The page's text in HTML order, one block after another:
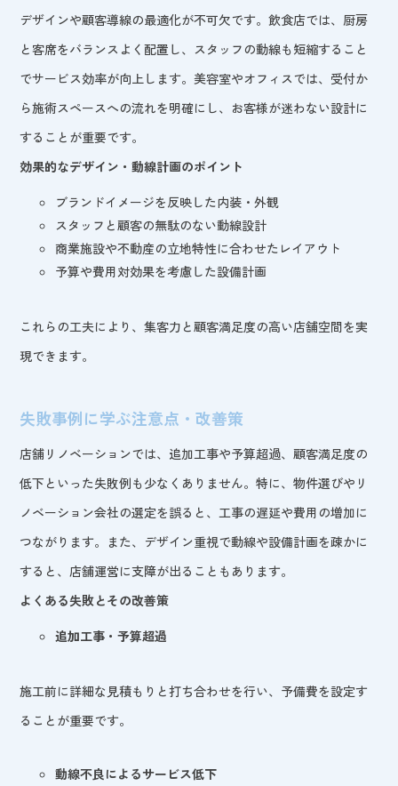
デザインや顧客導線の最適化が不可欠です。飲食店では、厨房
と客席をバランスよく配置し、スタッフの動線も短縮すること
でサービス効率が向上します。美容室やオフィスでは、受付か
ら施術スペースへの流れを明確にし、お客様が迷わない設計に
することが重要です。
効果的なデザイン・動線計画のポイント
ブランドイメージを反映した内装・外観
スタッフと顧客の無駄のない動線設計
商業施設や不動産の立地特性に合わせたレイアウト
予算や費用対効果を考慮した設備計画
これらの工夫により、集客力と顧客満足度の高い店舗空間を実
現できます。
失敗事例に学ぶ注意点・改善策
店舗リノベーションでは、追加工事や予算超過、顧客満足度の
低下といった失敗例も少なくありません。特に、物件選びやリ
ノベーション会社の選定を誤ると、工事の遅延や費用の増加に
つながります。また、デザイン重視で動線や設備計画を疎かに
すると、店舗運営に支障が出ることもあります。
よくある失敗とその改善策
追加工事・予算超過
施工前に詳細な見積もりと打ち合わせを行い、予備費を設定す
ることが重要です。
動線不良によるサービス低下